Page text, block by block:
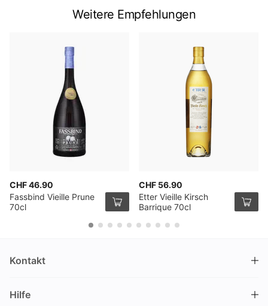
Weitere Empfehlungen
CHF 46.90
Fassbind Vieille Prune
70cl
CHF 56.90
Etter Vieille Kirsch
Barrique 70cl
Kontakt
Nüschelerstrasse 35
Hilfe